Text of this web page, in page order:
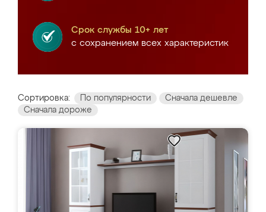
Срок службы 10+ лет
с сохранением всех характеристик
Сортировка: По популярности
Сначала дешевле
Сначала дороже